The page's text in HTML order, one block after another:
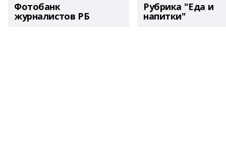
Фотобанк
журналистов РБ
Рубрика "Еда и
напитки"